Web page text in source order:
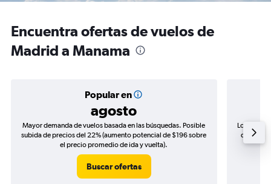
Encuentra ofertas de vuelos de
Madrid a Manama
Popular en
agosto
Mayor demanda de vuelos basada en las búsquedas. Posible
subida de precios del 22% (aumento potencial de $196 sobre
el precio promedio de ida y vuelta).
Buscar ofertas
Los
de